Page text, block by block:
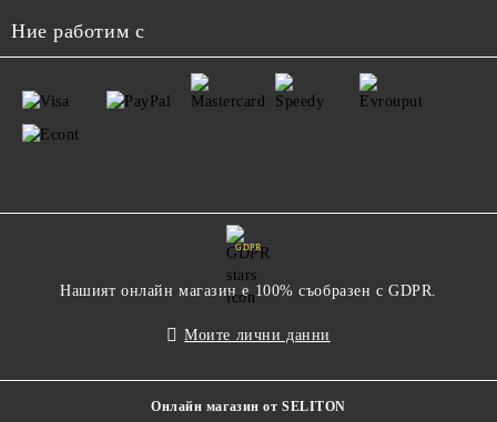
Ние работим с
GDPR
Нашият онлайн магазин е 100% съобразен с GDPR.
Моите лични данни
Онлайн магазин от SELITON